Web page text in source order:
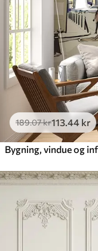
189.07kr113.44 kr
Bygning, vindue og